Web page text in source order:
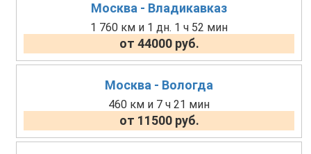
Москва - Владикавказ
1 760 км и 1 дн. 1 ч 52 мин
от 44000 руб.
Москва - Вологда
460 км и 7 ч 21 мин
от 11500 руб.